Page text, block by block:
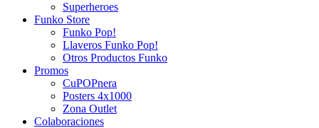
Superheroes
Funko Store
Funko Pop!
Llaveros Funko Pop!
Otros Productos Funko
Promos
CuPOPnera
Posters 4x1000
Zona Outlet
Colaboraciones